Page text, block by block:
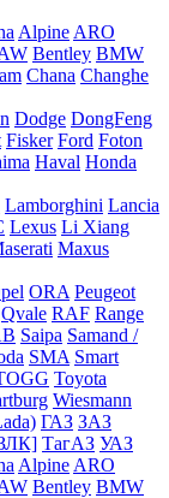
Alpine ARO
Bentley BMW
Chana Changhe
Dodge DongFeng
Fisker Ford Foton
Haval Honda
Lamborghini Lancia
Lexus Li Xiang
Maxus
ORA Peugeot
Qvale RAF Range
Saipa Samand /
SMA Smart
Toyota
Wiesmann
ГАЗ ЗАЗ
ТагАЗ УАЗ
Alpine ARO
Bentley BMW